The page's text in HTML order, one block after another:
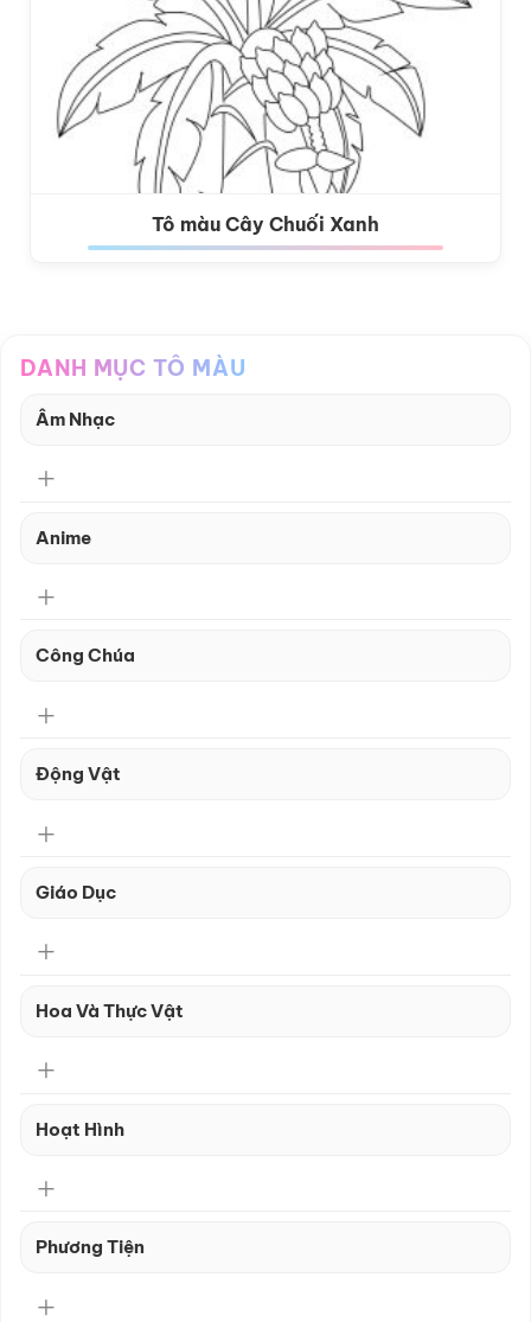
Tô màu Cây Chuối Xanh
DANH MỤC TÔ MÀU
Âm Nhạc
Anime
Công Chúa
Động Vật
Giáo Dục
Hoa Và Thực Vật
Hoạt Hình
Phương Tiện